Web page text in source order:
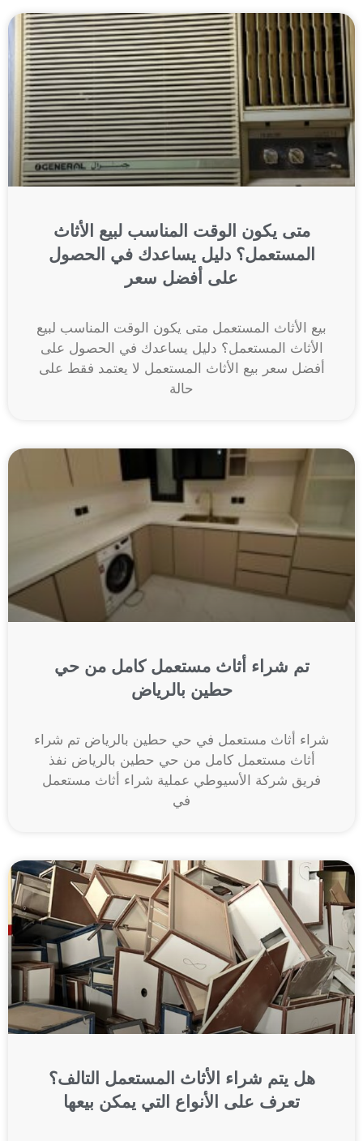
متى يكون الوقت المناسب لبيع الأثاث
المستعمل؟ دليل يساعدك في الحصول
على أفضل سعر
بيع الأثاث المستعمل متى يكون الوقت المناسب لبيع
الأثاث المستعمل؟ دليل يساعدك في الحصول على
أفضل سعر بيع الأثاث المستعمل لا يعتمد فقط على
حالة
تم شراء أثاث مستعمل كامل من حي
حطين بالرياض
شراء أثاث مستعمل في حي حطين بالرياض تم شراء
أثاث مستعمل كامل من حي حطين بالرياض نفذ
فريق شركة الأسيوطي عملية شراء أثاث مستعمل
في
هل يتم شراء الأثاث المستعمل التالف؟
تعرف على الأنواع التي يمكن بيعها